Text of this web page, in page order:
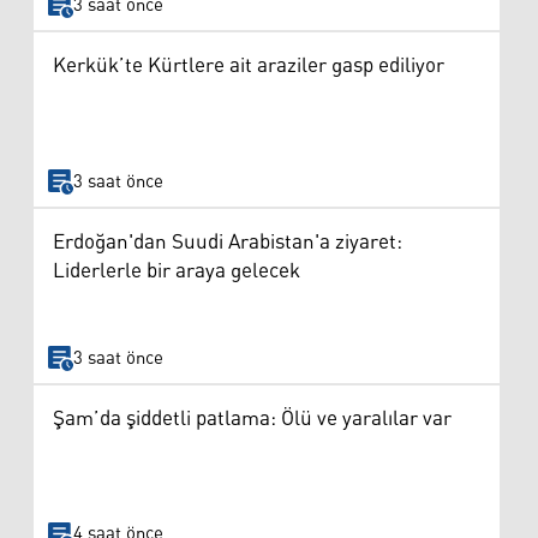
Kerkük’te Kürtlere ait araziler gasp ediliyor
3 saat önce
Erdoğan'dan Suudi Arabistan'a ziyaret:
Liderlerle bir araya gelecek
3 saat önce
Şam’da şiddetli patlama: Ölü ve yaralılar var